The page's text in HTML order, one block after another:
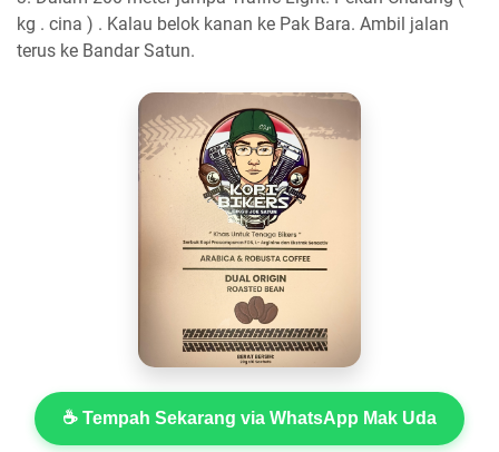
kg . cina ) . Kalau belok kanan ke Pak Bara. Ambil jalan
terus ke Bandar Satun.
☕ Tempah Sekarang via WhatsApp Mak Uda